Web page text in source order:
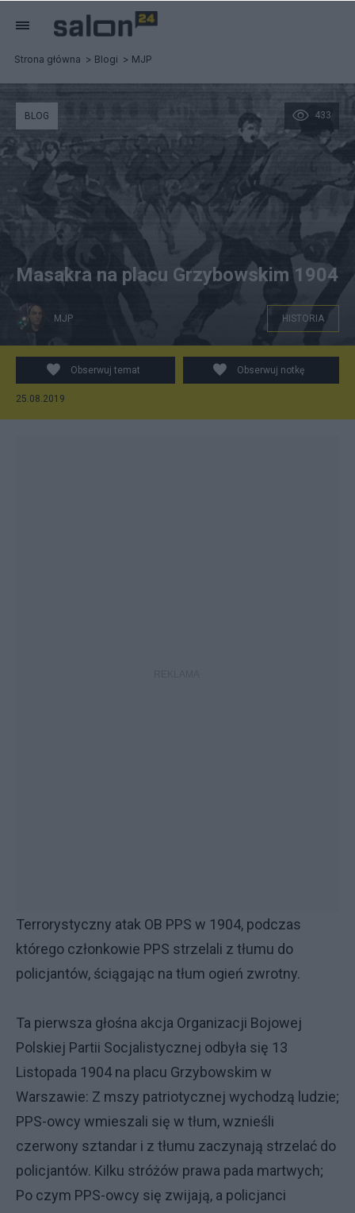
Strona główna Blogi MJP
433
BLOG
Masakra na placu Grzybowskim 1904
MJP HISTORIA
Obserwuj temat Obserwuj notkę
25.08.2019
Terrorystyczny atak OB PPS w 1904, podczas
którego członkowie PPS strzelali z tłumu do
policjantów, ściągając na tłum ogień zwrotny.
Ta pierwsza głośna akcja Organizacji Bojowej
Polskiej Partii Socjalistycznej odbyła się 13
Listopada 1904 na placu Grzybowskim w
Warszawie: Z mszy patriotycznej wychodzą ludzie;
PPS-owcy wmieszali się w tłum, wznieśli
czerwony sztandar i z tłumu zaczynają strzelać do
policjantów. Kilku stróżów prawa pada martwych;
Po czym PPS-owcy się zwijają, a policjanci